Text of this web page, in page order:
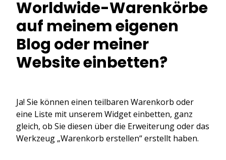
Worldwide-Warenkörbe
auf meinem eigenen
Blog oder meiner
Website einbetten?
Ja! Sie können einen teilbaren Warenkorb oder
eine Liste mit unserem Widget einbetten, ganz
gleich, ob Sie diesen über die Erweiterung oder das
Werkzeug „Warenkorb erstellen“ erstellt haben.